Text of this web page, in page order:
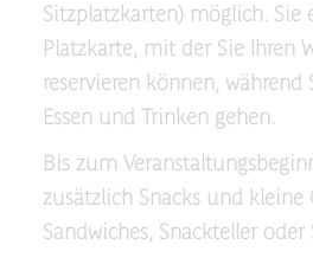
Sitzplatzkarten) möglich. Sie
Platzkarte, mit der Sie Ihren
reservieren können, während
Essen und Trinken gehen.
Bis zum
zusätzlich Snacks und kleine
Sandwiches, Snackteller oder